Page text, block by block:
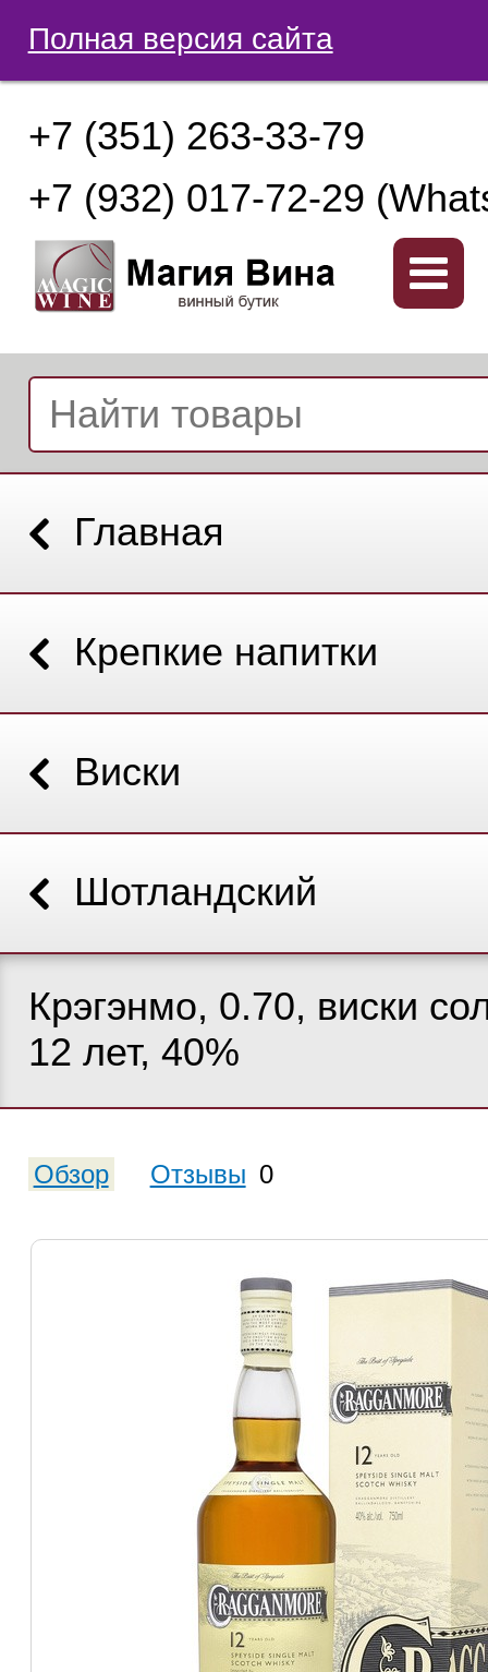
Полная версия сайта
+7 (351) 263-33-79
+7 (932) 017-72-29
Главная
Крепкие напитки
Виски
Шотландский
Крэгэнмо, 0.70, виски
12 лет, 40%
Обзор Отзывы 0